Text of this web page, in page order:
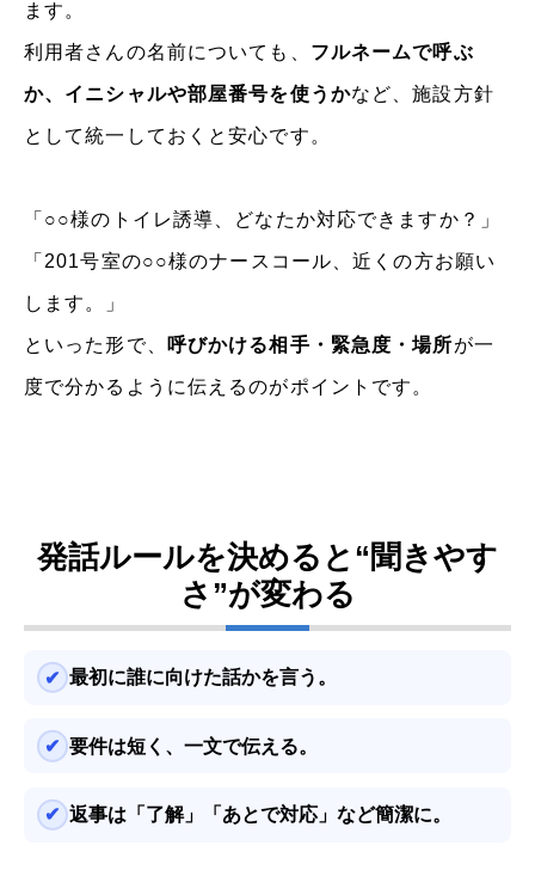
ます。
利用者さんの名前についても、 フルネームで呼ぶ
か、イニシャルや部屋番号を使うかなど、施設方針
として統一しておくと安心です。
「○○様のトイレ誘導、どなたか対応できますか？」
「201号室の○○様のナースコール、近くの方お願い
します。」
といった形で、 呼びかける相手・緊急度・場所が一
度で分かるように伝えるのがポイントです。
発話ルールを決めると“聞きやす
さ”が変わる
最初に誰に向けた話かを言う。
要件は短く、一文で伝える。
返事は「了解」「あとで対応」など簡潔に。